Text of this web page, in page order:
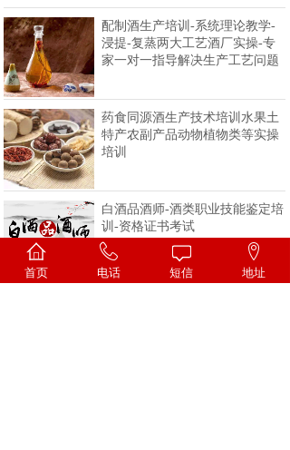
配制酒生产培训-系统理论教学-
浸提-复蒸两大工艺酒厂实操-专
家一对一指导解决生产工艺问题
药食同源酒生产技术培训水果土
特产农副产品动物植物类等实操
培训
白酒品酒师-酒类职业技能鉴定培
训-资格证书考试
首页 电话 短信 地址